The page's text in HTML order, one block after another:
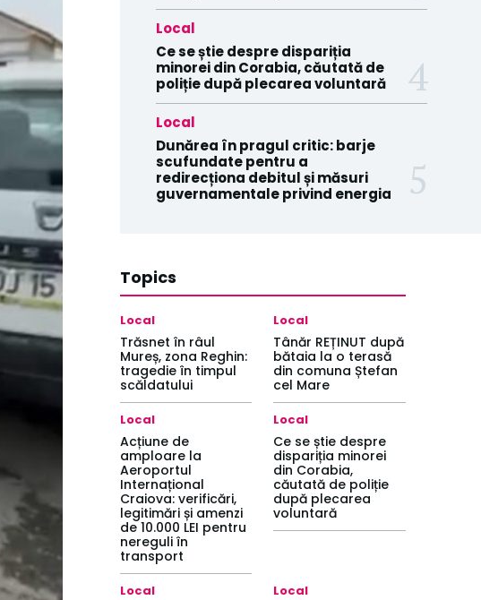
Local
Ce se știe despre dispariția
minorei din Corabia, căutată de
poliție după plecarea voluntară
Local
Dunărea în pragul critic: barje
scufundate pentru a
redirecționa debitul și măsuri
guvernamentale privind energia
Topics
Local
Trăsnet în râul
Mureș, zona Reghin:
tragedie în timpul
scăldatului
Local
Tânăr REȚINUT după
bătaia la o terasă
din comuna Ștefan
cel Mare
Local
Acțiune de
amploare la
Aeroportul
Internațional
Craiova: verificări,
legitimări și amenzi
de 10.000 LEI pentru
nereguli în
transport
Local
Ce se știe despre
dispariția minorei
din Corabia,
căutată de poliție
după plecarea
voluntară
Local Local